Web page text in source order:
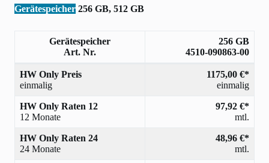
Gerätespeicher 256 GB, 512 GB
Gerätespeicher
Art. Nr.
256 GB
4510-090863-00
HW Only Preis
einmalig
1175,00 €*
einmalig
HW Only Raten 12
12 Monate
97,92 €*
mtl.
HW Only Raten 24
24 Monate
48,96 €*
mtl.